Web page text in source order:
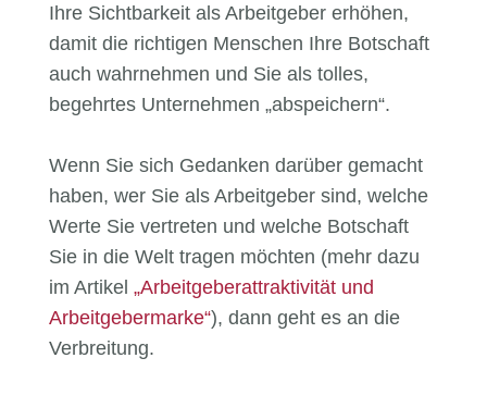
Ihre Sichtbarkeit als Arbeitgeber erhöhen,
damit die richtigen Menschen Ihre Botschaft
auch wahrnehmen und Sie als tolles,
begehrtes Unternehmen „abspeichern“.
Wenn Sie sich Gedanken darüber gemacht
haben, wer Sie als Arbeitgeber sind, welche
Werte Sie vertreten und welche Botschaft
Sie in die Welt tragen möchten (mehr dazu
im Artikel „Arbeitgeberattraktivität und
Arbeitgebermarke“), dann geht es an die
Verbreitung.